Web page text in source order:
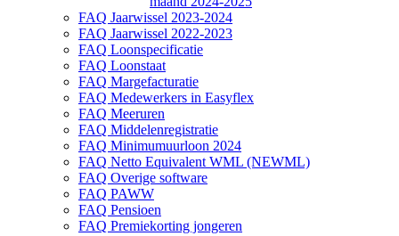
FAQ Jaarwissel 2023-2024
FAQ Jaarwissel 2022-2023
FAQ Loonspecificatie
FAQ Loonstaat
FAQ Margefacturatie
FAQ Medewerkers in Easyflex
FAQ Meeruren
FAQ Middelenregistratie
FAQ Minimumuurloon 2024
FAQ Netto Equivalent WML (NEWML)
FAQ Overige software
FAQ PAWW
FAQ Pensioen
FAQ Premiekorting jongeren